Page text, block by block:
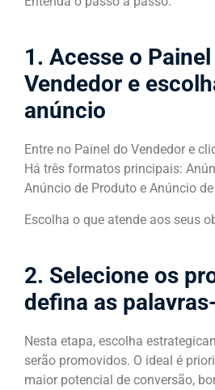
1. Acesse o
Vendedor e
anúncio
Entre no Painel do Vendedor e
Há três formatos principais:
Anúncio de Produto e Anúncio
Escolha o que atende aos seus
2. Selecione os
defina as
Nesta etapa, escolha
serão promovidos. O ideal é
maior potencial de conversão,